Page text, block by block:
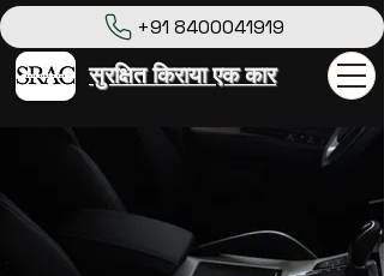
सुरक्षित किराया एक कार
+91 8400041919